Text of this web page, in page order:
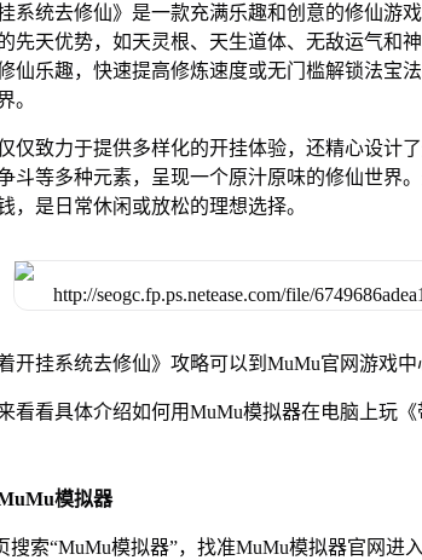
挂系统去修仙》是一款充满乐趣和创意的修仙游
先天优势，如天灵根、天生道体、无敌运气和
仙乐趣，快速提高修炼速度或无门槛解锁法宝
。
仅致力于提供多样化的开挂体验，还精心设计
斗等多种元素，呈现一个原汁原味的修仙世界
，是日常休闲或放松的理想选择。
开挂系统去修仙》攻略可以到MuMu官网游戏
看看具体介绍如何用MuMu模拟器在电脑上玩《
模拟器
搜索“MuMu模拟器”，找准MuMu模拟器官网进入